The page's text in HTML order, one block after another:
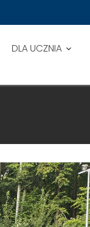
DLA UCZNIA